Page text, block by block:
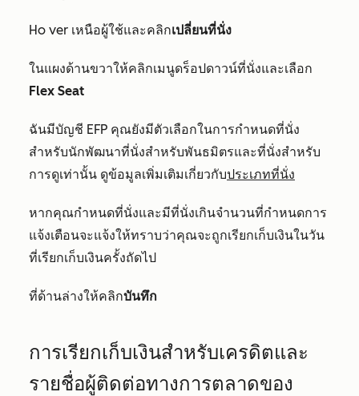
Ho ver เหนือผู้ใช้และคลิกเปลี่ยนที่นั่ง
ในแผงด้านขวาให้คลิกเมนูดร็อปดาวน์ที่นั่งและเลือก
Flex Seat
ฉันมีบัญชี EFP คุณยังมีตัวเลือกในการกำหนดที่นั่ง
สำหรับนักพัฒนาที่นั่งสำหรับพันธมิตรและที่นั่งสำหรับ
การดูเท่านั้น ดูข้อมูลเพิ่มเติมเกี่ยวกับประเภทที่นั่ง
หากคุณกำหนดที่นั่งและมีที่นั่งเกินจำนวนที่กำหนดการ
แจ้งเตือนจะแจ้งให้ทราบว่าคุณจะถูกเรียกเก็บเงินในวัน
ที่เรียกเก็บเงินครั้งถัดไป
ที่ด้านล่างให้คลิกบันทึก
การเรียกเก็บเงินสำหรับเครดิตและ
รายชื่อผู้ติดต่อทางการตลาดของ